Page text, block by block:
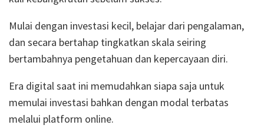
Mulai dengan investasi kecil, belajar dari pengalaman,
dan secara bertahap tingkatkan skala seiring
bertambahnya pengetahuan dan kepercayaan diri.
Era digital saat ini memudahkan siapa saja untuk
memulai investasi bahkan dengan modal terbatas
melalui platform online.